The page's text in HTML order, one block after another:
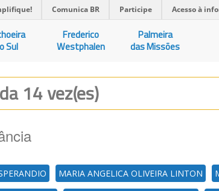
Comunica BR Participe Acesso à
Sul
Frederico
Westphalen
Palmeira
das Missões
14 vez(es)
MARIA ANGELICA OLIVEIRA LINTON